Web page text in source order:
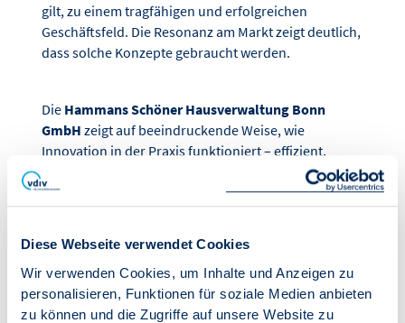
Diese Webseite verwendet Cookies
Wir verwenden Cookies, um Inhalte und Anzeigen zu
personalisieren, Funktionen für soziale Medien anbieten
zu können und die Zugriffe auf unsere Website zu
gilt, zu einem tragfähigen und erfolgreichen
Geschäftsfeld. Die Resonanz am Markt zeigt deutlich,
dass solche Konzepte gebraucht werden.
Die Hammans Schöner Hausverwaltung Bonn
GmbH zeigt auf beeindruckende Weise, wie
Innovation in der Praxis funktioniert – effizient,